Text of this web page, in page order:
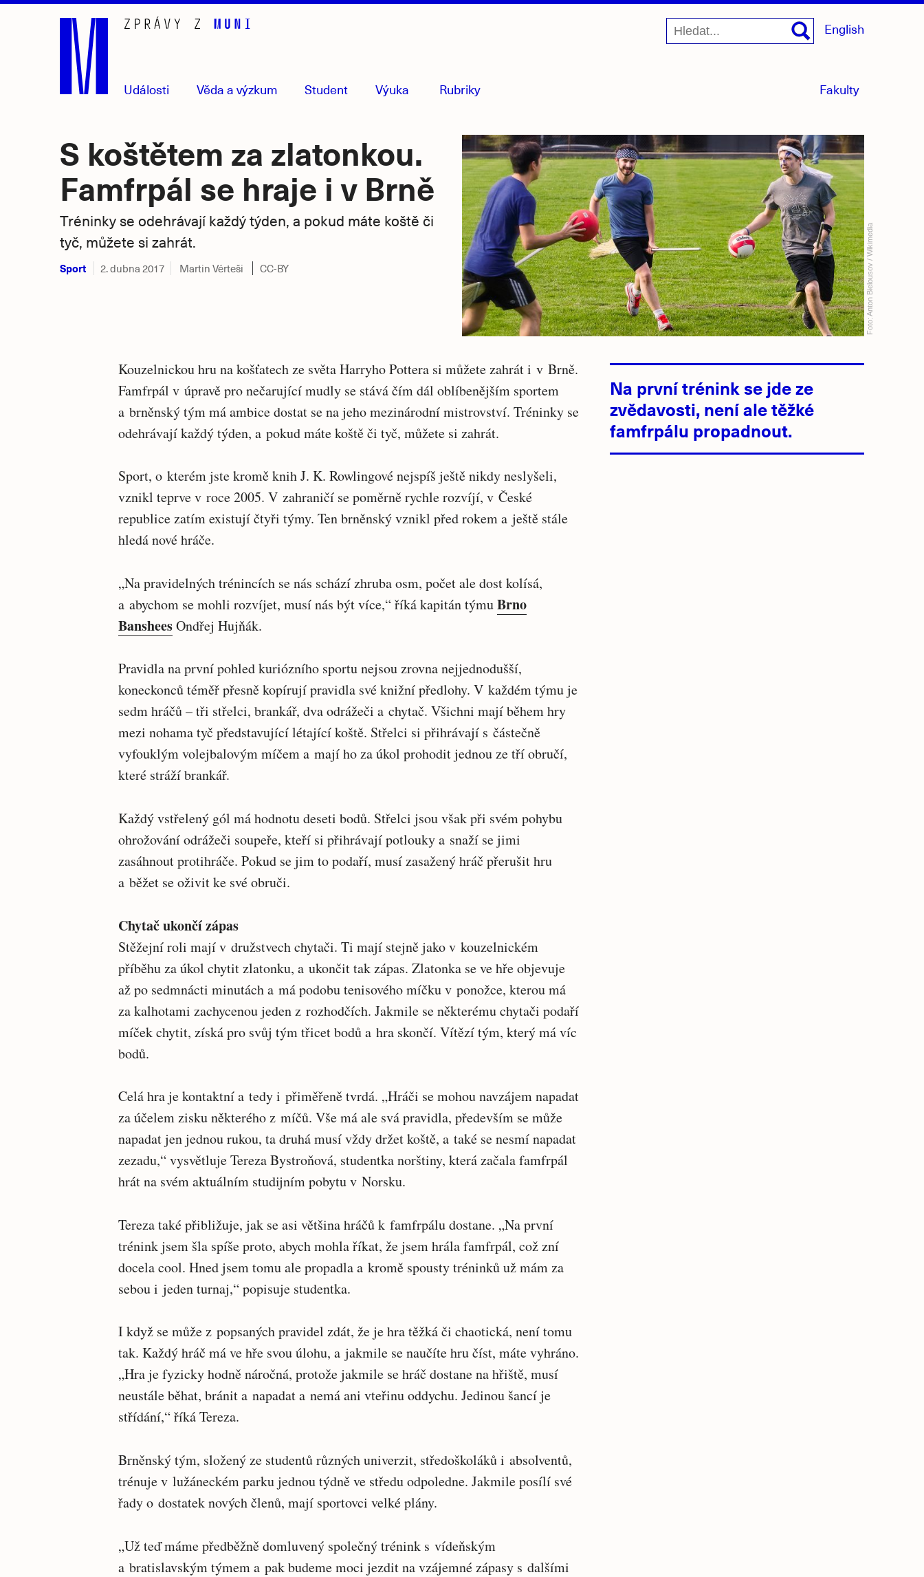
Události Věda a výzkum Student Výuka Rubriky Fakultymenu
English
S koštětem za zlatonkou.
Famfrpál se hraje i v Brně
Tréninky se odehrávají každý týden, a pokud máte koště či
tyč, můžete si zahrát.
Sport 2. dubna 2017 Martin Vérteši CC-BY
Foto:
Anton Bielousov / Wikimedia
Na první trénink se jde ze
zvědavosti, není ale těžké
famfrpálu propadnout.
Kouzelnickou hru na košťatech ze světa Harryho Pottera si můžete zahrát i v Brně.
Famfrpál v úpravě pro nečarující mudly se stává čím dál oblíbenějším sportem
a brněnský tým má ambice dostat se na jeho mezinárodní mistrovství. Tréninky se
odehrávají každý týden, a pokud máte koště či tyč, můžete si zahrát.
Sport, o kterém jste kromě knih J. K. Rowlingové nejspíš ještě nikdy neslyšeli,
vznikl teprve v roce 2005. V zahraničí se poměrně rychle rozvíjí, v České
republice zatím existují čtyři týmy. Ten brněnský vznikl před rokem a ještě stále
hledá nové hráče.
„Na pravidelných trénincích se nás schází zhruba osm, počet ale dost kolísá,
a abychom se mohli rozvíjet, musí nás být více,“ říká kapitán týmuBrno
BansheesOndřej Hujňák.
Pravidla na první pohled kuriózního sportu nejsou zrovna nejjednodušší,
koneckonců téměř přesně kopírují pravidla své knižní předlohy. V každém týmu je
sedm hráčů – tři střelci, brankář, dva odrážeči a chytač. Všichni mají během hry
mezi nohama tyč představující létající koště. Střelci si přihrávají s částečně
vyfouklým volejbalovým míčem a mají ho za úkol prohodit jednou ze tří obručí,
které stráží brankář.
Každý vstřelený gól má hodnotu deseti bodů. Střelci jsou však při svém pohybu
ohrožování odrážeči soupeře, kteří si přihrávají potlouky a snaží se jimi
zasáhnout protihráče. Pokud se jim to podaří, musí zasažený hráč přerušit hru
a běžet se oživit ke své obruči.
Chytač ukončí zápas
Stěžejní roli mají v družstvech chytači. Ti mají stejně jako v kouzelnickém
příběhu za úkol chytit zlatonku, a ukončit tak zápas. Zlatonka se ve hře objevuje
až po sedmnácti minutách a má podobu tenisového míčku v ponožce, kterou má
za kalhotami zachycenou jeden z rozhodčích. Jakmile se některému chytači podaří
míček chytit, získá pro svůj tým třicet bodů a hra skončí. Vítězí tým, který má víc
bodů.
Celá hra je kontaktní a tedy i přiměřeně tvrdá. „Hráči se mohou navzájem napadat
za účelem zisku některého z míčů. Vše má ale svá pravidla, především se může
napadat jen jednou rukou, ta druhá musí vždy držet koště, a také se nesmí napadat
zezadu,“ vysvětluje Tereza Bystroňová, studentka norštiny, která začala famfrpál
hrát na svém aktuálním studijním pobytu v Norsku.
Tereza také přibližuje, jak se asi většina hráčů k famfrpálu dostane. „Na první
trénink jsem šla spíše proto, abych mohla říkat, že jsem hrála famfrpál, což zní
docela cool. Hned jsem tomu ale propadla a kromě spousty tréninků už mám za
sebou i jeden turnaj,“ popisuje studentka.
I když se může z popsaných pravidel zdát, že je hra těžká či chaotická, není tomu
tak. Každý hráč má ve hře svou úlohu, a jakmile se naučíte hru číst, máte vyhráno.
„Hra je fyzicky hodně náročná, protože jakmile se hráč dostane na hřiště, musí
neustále běhat, bránit a napadat a nemá ani vteřinu oddychu. Jedinou šancí je
střídání,“ říká Tereza.
Brněnský tým, složený ze studentů různých univerzit, středoškoláků i absolventů,
trénuje v lužáneckém parku jednou týdně ve středu odpoledne. Jakmile posílí své
řady o dostatek nových členů, mají sportovci velké plány.
„Už teď máme předběžně domluvený společný trénink s vídeňským
a bratislavským týmem a pak budeme moci jezdit na vzájemné zápasy s dalšími